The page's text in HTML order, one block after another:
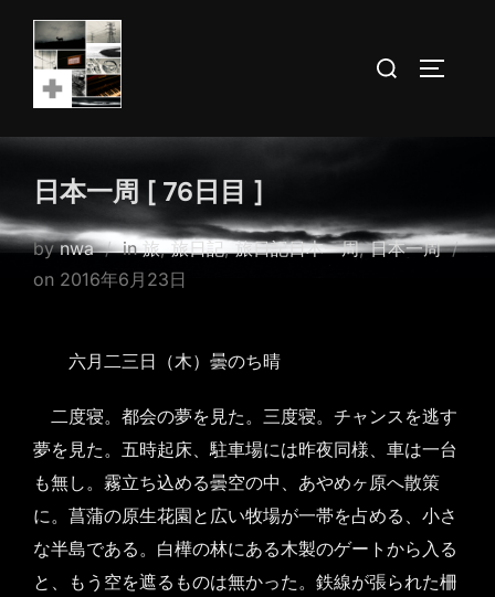
Skip
content
Search
日本一周 [ 76日目 ]
bynwa in旅,旅日記,旅日記日本一周,日本一周
on Posted
2016年6月23日
六月二三日（木）曇のち晴
二度寝。都会の夢を見た。三度寝。チャンスを逃す
夢を見た。五時起床、駐車場には昨夜同様、車は一台
も無し。霧立ち込める曇空の中、あやめヶ原へ散策
に。菖蒲の原生花園と広い牧場が一帯を占める、小さ
な半島である。白樺の林にある木製のゲートから入る
と、もう空を遮るものは無かった。鉄線が張られた柵